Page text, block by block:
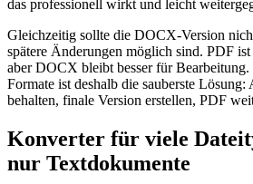
das professionell wirkt und leicht
Gleichzeitig sollte die DOCX-Version
spätere Änderungen möglich sind. PDF
aber DOCX bleibt besser für
Formate ist deshalb die sauberste Lösung:
behalten, finale Version erstellen, PDF
Konverter für viele
nur Textdokumente